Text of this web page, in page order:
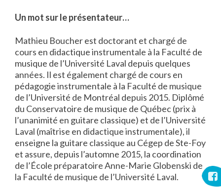
Un mot sur le présentateur…
Mathieu Boucher est doctorant et chargé de
cours en didactique instrumentale à la Faculté de
musique de l’Université Laval depuis quelques
années. Il est également chargé de cours en
pédagogie instrumentale à la Faculté de musique
de l’Université de Montréal depuis 2015. Diplômé
du Conservatoire de musique de Québec (prix à
l’unanimité en guitare classique) et de l’Université
Laval (maîtrise en didactique instrumentale), il
enseigne la guitare classique au Cégep de Ste-Foy
et assure, depuis l’automne 2015, la coordination
de l’École préparatoire Anne-Marie Globenski de
la Faculté de musique de l’Université Laval.